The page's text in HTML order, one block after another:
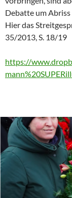
Debatte um
Hier das
35/2013, S. 18/19
https://